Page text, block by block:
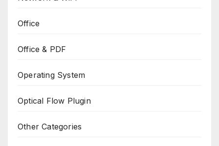
Office
Office & PDF
Operating System
Optical Flow Plugin
Other Categories